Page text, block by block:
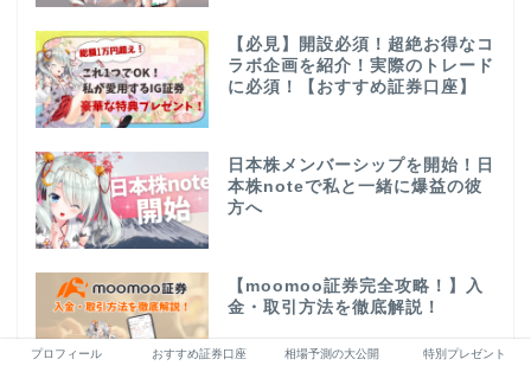
【必見】開設必須！超絶お得なコ
ラボ企画を紹介！実際のトレード
に必須！【おすすめ証券口座】
日本株メンバーシップを開始！日
本株noteで私と一緒に爆益の彼
方へ
【moomoo証券完全攻略！】入
金・取引方法を徹底解説！
プロフィール おすすめ証券口座 相場予測の大公開 特別プレゼント